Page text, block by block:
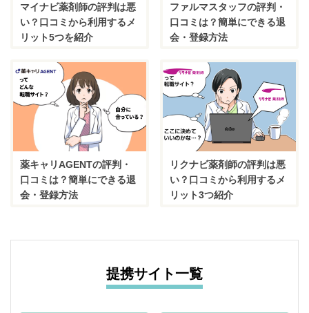
マイナビ薬剤師の評判は悪
い？口コミから利用するメ
リット5つを紹介
ファルマスタッフの評判・
口コミは？簡単にできる退
会・登録方法
薬キャリAGENTの評判・
口コミは？簡単にできる退
会・登録方法
リクナビ薬剤師の評判は悪
い？口コミから利用するメ
リット3つ紹介
提携サイト一覧